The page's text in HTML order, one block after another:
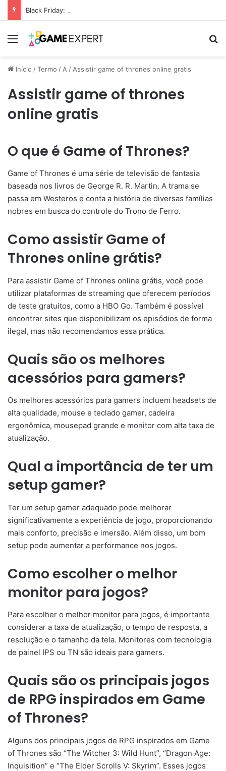
Black Friday: descontos incríveis em eletrônicos
Menu
Início /Termo / A / Assistir game of thrones online gratis
Assistir game of thrones
online gratis
O que é Game of Thrones?
Game of Thrones é uma série de televisão de fantasia
baseada nos livros de George R. R. Martin. A trama se
passa em Westeros e conta a história de diversas famílias
nobres em busca do controle do Trono de Ferro.
Como assistir Game of
Thrones online grátis?
Para assistir Game of Thrones online grátis, você pode
utilizar plataformas de streaming que oferecem períodos
de teste gratuitos, como a HBO Go. Também é possível
encontrar sites que disponibilizam os episódios de forma
ilegal, mas não recomendamos essa prática.
Quais são os melhores
acessórios para gamers?
Os melhores acessórios para gamers incluem headsets de
alta qualidade, mouse e teclado gamer, cadeira
ergonômica, mousepad grande e monitor com alta taxa de
atualização.
Qual a importância de ter um
setup gamer?
Ter um setup gamer adequado pode melhorar
significativamente a experiência de jogo, proporcionando
mais conforto, precisão e imersão. Além disso, um bom
setup pode aumentar a performance nos jogos.
Como escolher o melhor
monitor para jogos?
Para escolher o melhor monitor para jogos, é importante
considerar a taxa de atualização, o tempo de resposta, a
resolução e o tamanho da tela. Monitores com tecnologia
de painel IPS ou TN são ideais para gamers.
Quais são os principais jogos
de RPG inspirados em Game
of Thrones?
Alguns dos principais jogos de RPG inspirados em Game
of Thrones são “The Witcher 3: Wild Hunt”, “Dragon Age:
Inquisition” e “The Elder Scrolls V: Skyrim”. Esses jogos